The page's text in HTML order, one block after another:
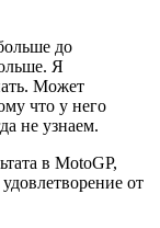
до
Я
Может
что у него
не узнаем.
в MotoGP,
от